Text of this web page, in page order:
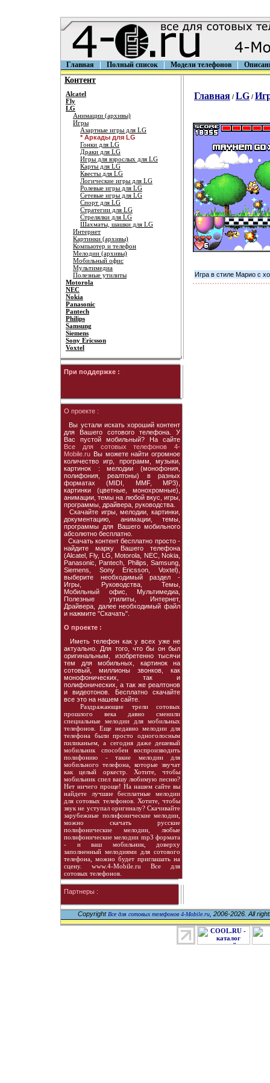
Главная Полный список Модели телефонов
Контент
Alcatel
Fly
LG
Анимации (архивы)
Игры
Азартные игры для LG
* Аркады для LG
Гонки для LG
Драки для LG
Игры для взрослых для LG
Карты для LG
Квесты для LG
Логические игры для LG
Ролевые игры для LG
Сетевые игры для LG
Спорт для LG
Стратегии для LG
Стрелялки для LG
Шахматы, шашки для LG
Интернет
Картинки (архивы)
Компьютер и телефон
Мелодии (архивы)
Мобильный офис
Мультимедиа
Полезные утилиты
Motorola
NEC
Nokia
Panasonic
Pantech
Philips
Samsung
Siemens
Sony Ericsson
Voxtel
При поддержке :
О проекте :
Вы устали искать хороший контент
для Вашего сотового телефона. У
Вас пустой мобильный? На сайте
Все для сотовых телефонов 4-
Mobile.ru Вы можете найти огромное
количество игр, программ, музыки,
картинок : мелодии (монофония,
полифония, реалтоны) в разных
форматах (MIDI, MMF, MP3),
картинки (цветные, монохромные),
анимации, темы на любой вкус, игры,
программы, драйвера, руководства.
Скачайте игры, мелодии, картинки,
документацию, анимации, темы,
программы для Вашего мобильного
абсолютно бесплатно.
Скачать контент бесплатно просто -
найдите марку Вашего телефона
(Alcatel, Fly, LG, Motorola, NEC, Nokia,
Panasonic, Pantech, Philips, Samsung,
Siemens, Sony Ericsson, Voxtel),
выберите необходимый раздел -
Игры, Руководства, Темы,
Мобильный офис, Мультимедиа,
Полезные утилиты, Интернет,
Драйвера, далее необходимый файл
и нажмите "Скачать".
О проекте :
Иметь телефон как у всех уже не
актуально. Для того, что бы он был
оригинальным, изобретенно тысячи
тем для мобильных, картинок на
сотовый, миллионы звонков, как
монофонических, так и
полифонических, а так же реалтонов
и видеотонов. Бесплатно скачайте
все это на нашем сайте.
Раздражающие трели сотовых
прошлого века давно сменили
специальные мелодии для мобильных
телефонов. Еще недавно мелодии для
телефона были просто одноголосным
пиликаньем, а сегодня даже дешевый
мобильник способен воспроизводить
полифонию - такие мелодии для
мобильного телефона, которые звучат
как целый оркестр. Хотите, чтобы
мобильник спел вашу любимую песню?
Нет ничего проще! На нашем сайте вы
найдете лучшие бесплатные мелодии
для сотовых телефонов. Хотите, чтобы
звук не уступал оригиналу? Скачивайте
зарубежные полифонические мелодии,
можно скачать русские
полифонические мелодии, любые
полифонические мелодии mp3 формата
- и ваш мобильник, доверху
заполненный мелодиями для сотового
телефона, можно будет приглашать на
сцену. www.4-Mobile.ru Все для
сотовых телефонов.
Партнеры :
Главная / LG /
Игра в стиле Марио с
Copyright Все для сотовых телефонов 4-Mobile.ru, 2006-2026. All